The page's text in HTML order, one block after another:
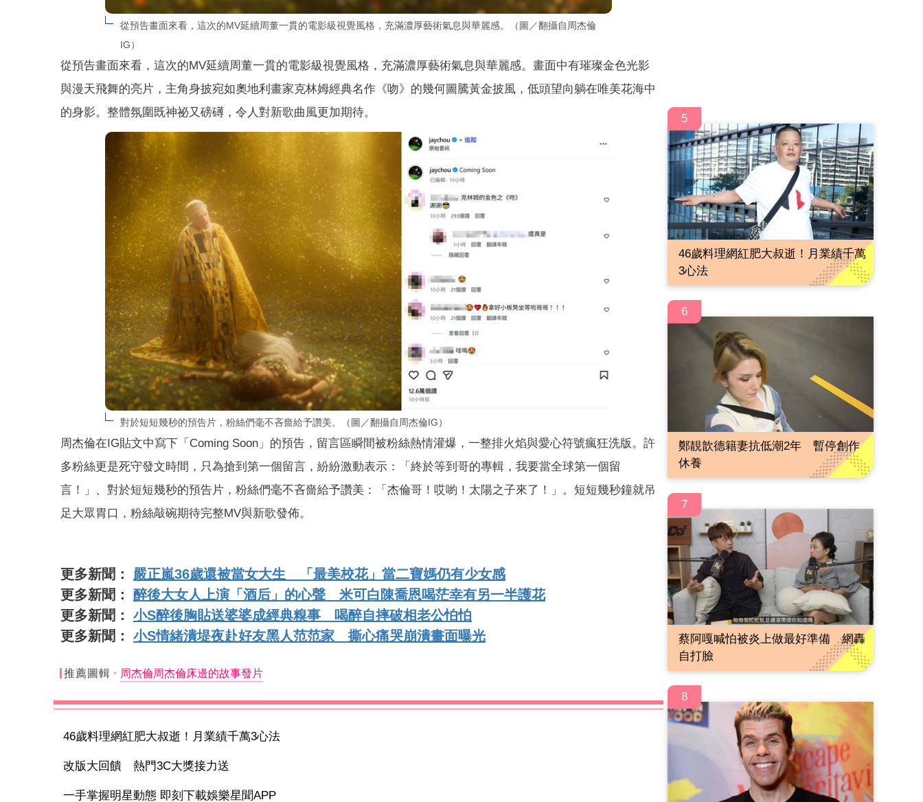
從預告畫面來看，這次的MV延續周董一貫的電影級視覺風格，充滿濃厚藝術氣息與華麗感。（圖／翻攝自周杰倫
IG）
從預告畫面來看，這次的MV延續周董一貫的電影級視覺風格，充滿濃厚藝術氣息與華麗感。畫面中有璀璨金色光影
與漫天飛舞的亮片，主角身披宛如奧地利畫家克林姆經典名作《吻》的幾何圖騰黃金披風，低頭望向躺在唯美花海中
的身影。整體氛圍既神祕又磅礡，令人對新歌曲風更加期待。
對於短短幾秒的預告片，粉絲們毫不吝嗇給予讚美。（圖／翻攝自周杰倫IG）
周杰倫在IG貼文中寫下「Coming Soon」的預告，留言區瞬間被粉絲熱情灌爆，一整排火焰與愛心符號瘋狂洗版。許
多粉絲更是死守發文時間，只為搶到第一個留言，紛紛激動表示：「終於等到哥的專輯，我要當全球第一個留
言！」、對於短短幾秒的預告片，粉絲們毫不吝嗇給予讚美：「杰倫哥！哎喲！太陽之子來了！」。短短幾秒鐘就吊
足大眾胃口，粉絲敲碗期待完整MV與新歌發佈。
更多新聞： 嚴正嵐36歲還被當女大生 「最美校花」當二寶媽仍有少女感
更多新聞： 醉後大女人上演「酒后」的心聲 米可白陳喬恩喝茫幸有另一半護花
更多新聞： 小S醉後胸貼送婆婆成經典糗事 喝醉自摔破相老公怕怕
更多新聞： 小S情緒潰堤夜赴好友黑人范范家 撕心痛哭崩潰畫面曝光
推薦圖輯 周杰倫周杰倫床邊的故事發片
46歲料理網紅肥大叔逝！月業績千萬3心法
改版大回饋 熱門3C大獎接力送
一手掌握明星動態 即刻下載娛樂星聞APP
5
46歲料理網紅肥大叔逝！月業績千萬
3心法
6
鄭靚歆德籍妻抗低潮2年 暫停創作
休養
7
蔡阿嘎喊怕被炎上做最好準備 網轟
自打臉
8